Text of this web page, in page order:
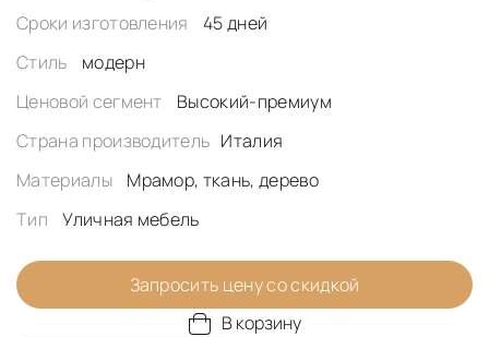
Сроки изготовления
45 дней
Стиль
модерн
Ценовой сегмент
Высокий-премиум
Страна производитель Италия
Материалы
Мрамор, ткань, дерево
Тип
Уличная мебель
Запросить цену со скидкой
В корзину